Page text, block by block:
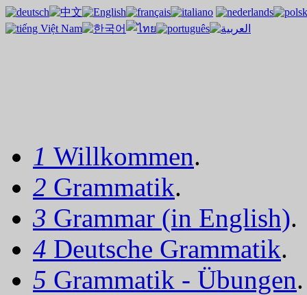
1 Willkommen.
2 Grammatik.
3 Grammar (in English).
4 Deutsche Grammatik.
5 Grammatik - Übungen.